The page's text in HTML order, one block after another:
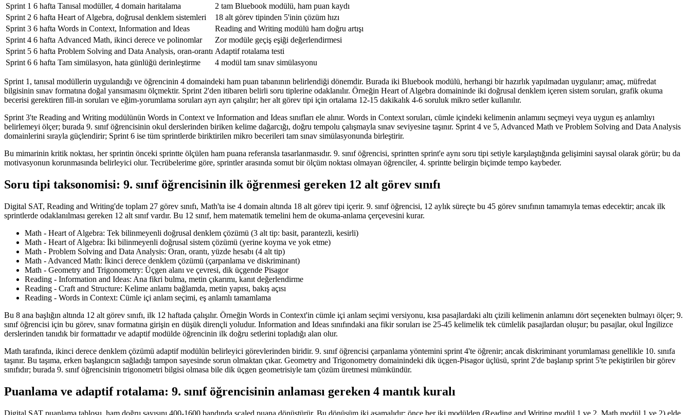
Sprint 1 6 hafta Tanısal modüller, 4 domain haritalama
2 tam Bluebook modülü, ham puan kaydı
Sprint 2 6 hafta Heart of Algebra, doğrusal denklem sistemleri
18 alt görev tipinden 5'inin çözüm hızı
Sprint 3 6 hafta Words in Context, Information and Ideas
Reading and Writing modülü ham doğru artışı
Sprint 4 6 hafta Advanced Math, ikinci derece ve polinomlar
Zor modüle geçiş eşiği değerlendirmesi
Sprint 5 6 hafta Problem Solving and Data Analysis, oran-orantı Adaptif rotalama testi
Sprint 6 6 hafta Tam simülasyon, hata günlüğü derinleştirme 4 modül tam sınav simülasyonu
Sprint 1, tanısal modüllerin uygulandığı ve öğrencinin 4 domaindeki ham puan tabanının belirlendiği dönemdir. Burada iki Bluebook modülü, herhangi bir hazırlık yapılmadan uygulanır; amaç, müfredat
bilgisinin sınav formatına doğal yansımasını ölçmektir. Sprint 2'den itibaren belirli soru tiplerine odaklanılır. Örneğin Heart of Algebra domaininde iki doğrusal denklem içeren sistem soruları, grafik okuma
becerisi gerektiren fill-in soruları ve eğim-yorumlama soruları ayrı ayrı çalışılır; her alt görev tipi için ortalama 12-15 dakikalık 4-6 soruluk mikro setler kullanılır.
Sprint 3'te Reading and Writing modülünün Words in Context ve Information and Ideas sınıfları ele alınır. Words in Context soruları, cümle içindeki kelimenin anlamını seçmeyi veya uygun eş anlamlıyı
belirlemeyi ölçer; burada 9. sınıf öğrencisinin okul derslerinden biriken kelime dağarcığı, doğru tempolu çalışmayla sınav seviyesine taşınır. Sprint 4 ve 5, Advanced Math ve Problem Solving and Data Analysis
domainlerini sırayla güçlendirir; Sprint 6 ise tüm sprintlerde biriktirilen mikro becerileri tam sınav simülasyonunda birleştirir.
Bu mimarinin kritik noktası, her sprintin önceki sprintte ölçülen ham puana referansla tasarlanmasıdır. 9. sınıf öğrencisi, sprintten sprint'e aynı soru tipi setiyle karşılaştığında gelişimini sayısal olarak görür; bu da
motivasyonun korunmasında belirleyici olur. Tecrübelerime göre, sprintler arasında somut bir ölçüm noktası olmayan öğrenciler, 4. sprintte belirgin biçimde tempo kaybeder.
Soru tipi taksonomisi: 9. sınıf öğrencisinin ilk öğrenmesi gereken 12 alt görev sınıfı
Digital SAT, Reading and Writing'de toplam 27 görev sınıfı, Math'ta ise 4 domain altında 18 alt görev tipi içerir. 9. sınıf öğrencisi, 12 aylık süreçte bu 45 görev sınıfının tamamıyla temas edecektir; ancak ilk
sprintlerde odaklanılması gereken 12 alt sınıf vardır. Bu 12 sınıf, hem matematik temelini hem de okuma-anlama çerçevesini kurar.
Math - Heart of Algebra: Tek bilinmeyenli doğrusal denklem çözümü (3 alt tip: basit, parantezli, kesirli)
Math - Heart of Algebra: İki bilinmeyenli doğrusal sistem çözümü (yerine koyma ve yok etme)
Math - Problem Solving and Data Analysis: Oran, orantı, yüzde hesabı (4 alt tip)
Math - Advanced Math: İkinci derece denklem çözümü (çarpanlama ve diskriminant)
Math - Geometry and Trigonometry: Üçgen alanı ve çevresi, dik üçgende Pisagor
Reading - Information and Ideas: Ana fikri bulma, metin çıkarımı, kanıt değerlendirme
Reading - Craft and Structure: Kelime anlamı bağlamda, metin yapısı, bakış açısı
Reading - Words in Context: Cümle içi anlam seçimi, eş anlamlı tamamlama
Bu 8 ana başlığın altında 12 alt görev sınıfı, ilk 12 haftada çalışılır. Örneğin Words in Context'in cümle içi anlam seçimi versiyonu, kısa pasajlardaki altı çizili kelimenin anlamını dört seçenekten bulmayı ölçer; 9.
sınıf öğrencisi için bu görev, sınav formatına girişin en düşük dirençli yoludur. Information and Ideas sınıfındaki ana fikir soruları ise 25-45 kelimelik tek cümlelik pasajlardan oluşur; bu pasajlar, okul İngilizce
derslerinden tanıdık bir formattadır ve adaptif modülde öğrencinin ilk doğru setlerini topladığı alan olur.
Math tarafında, ikinci derece denklem çözümü adaptif modülün belirleyici görevlerinden biridir. 9. sınıf öğrencisi çarpanlama yöntemini sprint 4'te öğrenir; ancak diskriminant yorumlaması genellikle 10. sınıfa
taşınır. Bu taşıma, erken başlangıcın sağladığı tampon sayesinde sorun olmaktan çıkar. Geometry and Trigonometry domainindeki dik üçgen-Pisagor üçlüsü, sprint 2'de başlanıp sprint 5'te pekiştirilen bir görev
sınıfıdır; burada 9. sınıf öğrencisinin trigonometri bilgisi olmasa bile dik üçgen geometrisiyle tam çözüm üretmesi mümkündür.
Puanlama ve adaptif rotalama: 9. sınıf öğrencisinin anlaması gereken 4 mantık kuralı
Digital SAT puanlama tablosu, ham doğru sayısını 400-1600 bandında scaled puana dönüştürür. Bu dönüşüm iki aşamalıdır: önce her iki modülden (Reading and Writing modül 1 ve 2, Math modül 1 ve 2) elde